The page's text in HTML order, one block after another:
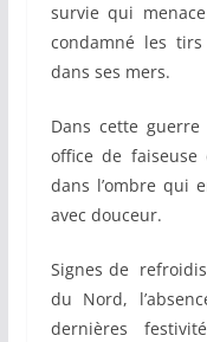
survie qui
condamné les
dans ses mers.
Dans cette
office de
dans l’ombre qui
avec douceur.
Signes de
du Nord,
dernières